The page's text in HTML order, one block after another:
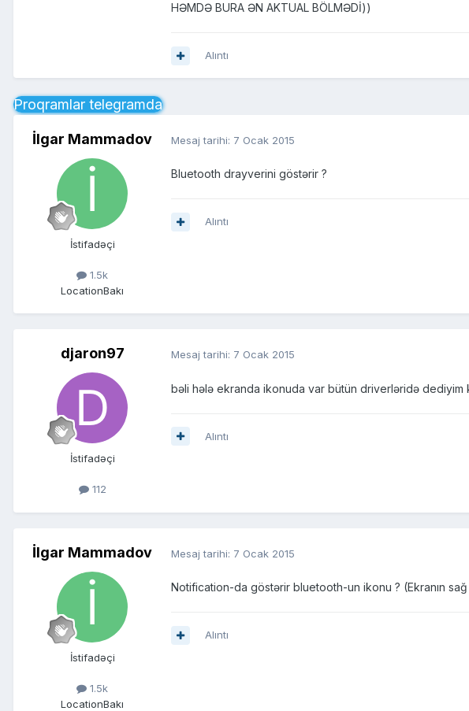
HƏMDƏ BURA ƏN AKTUAL BÖLMƏDİ))
Alıntı
Proqramlar telegramda
İlgar Mammadov
İstifadəçi
1.5k
LocationBakı
Mesaj tarihi: 7 Ocak 2015
Bluetooth drayverini göstərir ?
Alıntı
djaron97
İstifadəçi
112
Mesaj tarihi: 7 Ocak 2015
bəli hələ ekranda ikonuda var bütün driverləridə
Alıntı
İlgar Mammadov
İstifadəçi
1.5k
LocationBakı
Mesaj tarihi: 7 Ocak 2015
Notification-da göstərir bluetooth-un ikonu ? (Ekranın sağ
Alıntı